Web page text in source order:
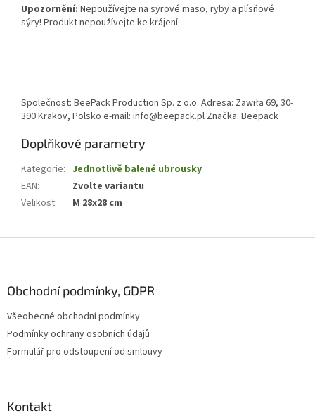
Upozornění: Nepoužívejte na syrové maso, ryby a plísňové
sýry! Produkt nepoužívejte ke krájení.
Společnost: BeePack Production Sp. z o.o. Adresa: Zawiła 69, 30-
390 Krakov, Polsko e-mail: info@beepack.pl Značka: Beepack
Doplňkové parametry
Kategorie: Jednotlivě balené ubrousky
EAN:
Zvolte variantu
Velikost: M 28x28 cm
Obchodní podmínky, GDPR
Všeobecné obchodní podmínky
Podmínky ochrany osobních údajů
Formulář pro odstoupení od smlouvy
Kontakt